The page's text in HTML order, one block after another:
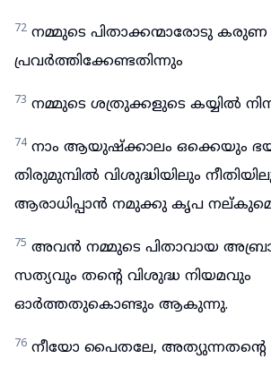
72 നമ്മുടെ പിതാക്കന്മാരോടു കരുണ
പ്രവർത്തിക്കേണ്ടതിന്നും
73 നമ്മുടെ ശത്രുക്കളുടെ കയ്യിൽ
74 നാം ആയുഷ്ക്കാലം ഒക്കെയും
തിരുമുമ്പിൽ വിശുദ്ധിയിലും
ആരാധിപ്പാൻ നമുക്കു കൃപ
75 അവൻ നമ്മുടെ പിതാവായ
സത്യവും തന്റെ വിശുദ്ധ നിയമവും
ഓർത്തതുകൊണ്ടും ആകുന്നു.
76 നീയോ പൈതലേ, അത്യുന്നതന്റെ